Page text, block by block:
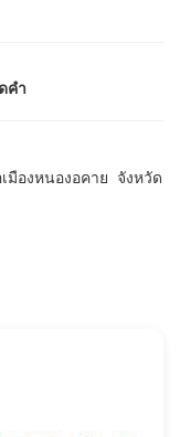
คำ
องหนองอคาย จังหวัด